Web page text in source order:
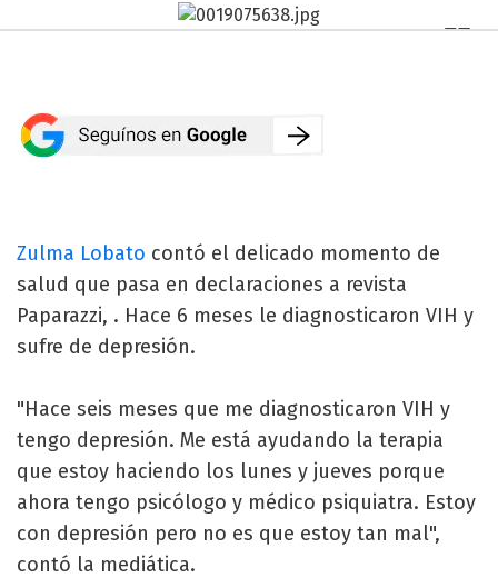
Zulma Lobato contó el delicado momento de
salud que pasa en declaraciones a revista
Paparazzi, . Hace 6 meses le diagnosticaron VIH y
sufre de depresión.
"Hace seis meses que me diagnosticaron VIH y
tengo depresión. Me está ayudando la terapia
que estoy haciendo los lunes y jueves porque
ahora tengo psicólogo y médico psiquiatra. Estoy
con depresión pero no es que estoy tan mal",
contó la mediática.